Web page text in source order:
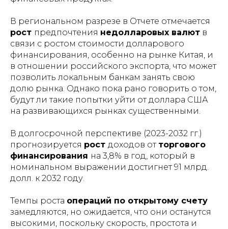
В региональном разрезе в Отчете отмечается
рост предпочтения недолларовых валют в
связи с ростом стоимости долларового
финансирования, особенно на рынке Китая, и
в отношении российского экспорта, что может
позволить локальным банкам занять свою
долю рынка. Однако пока рано говорить о том,
будут ли такие попытки уйти от доллара США
на развивающихся рынках существенными.
В долгосрочной перспективе (2023-2032 гг.)
прогнозируется рост доходов от торгового
финансирования на 3,8% в год, который в
номинальном выражении достигнет 91 млрд.
долл. к 2032 году.
Темпы роста операций по открытому счету
замедляются, но ожидается, что они останутся
высокими, поскольку скорость, простота и